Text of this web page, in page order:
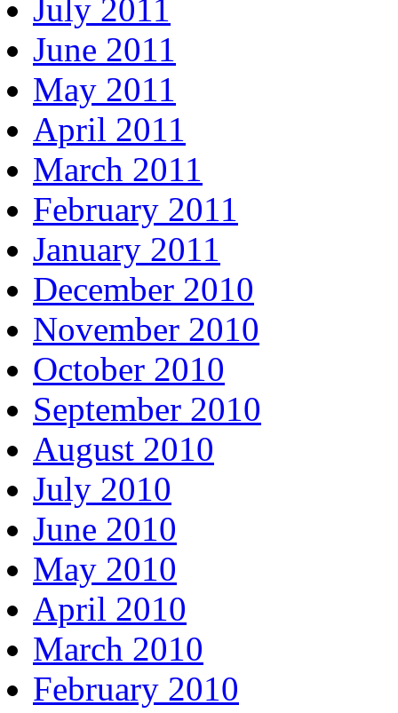
July 2011
June 2011
May 2011
April 2011
March 2011
February 2011
January 2011
December 2010
November 2010
October 2010
September 2010
August 2010
July 2010
June 2010
May 2010
April 2010
March 2010
February 2010